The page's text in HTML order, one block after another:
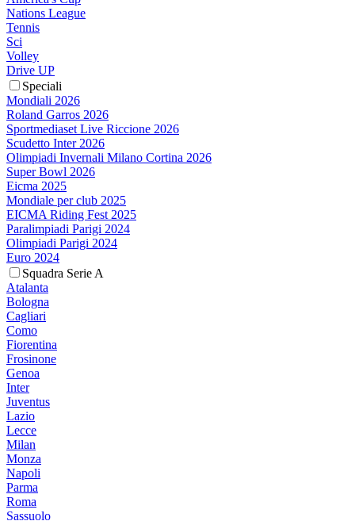
Nations League
Tennis
Sci
Volley
Drive UP
Speciali
Mondiali 2026
Roland Garros 2026
Sportmediaset Live Riccione 2026
Scudetto Inter 2026
Olimpiadi Invernali Milano Cortina 2026
Super Bowl 2026
Eicma 2025
Mondiale per club 2025
EICMA Riding Fest 2025
Paralimpiadi Parigi 2024
Olimpiadi Parigi 2024
Euro 2024
Squadra Serie A
Atalanta
Bologna
Cagliari
Como
Fiorentina
Frosinone
Genoa
Inter
Juventus
Lazio
Lecce
Milan
Monza
Napoli
Parma
Roma
Sassuolo